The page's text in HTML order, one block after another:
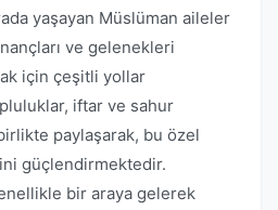
yaşayan Müslüman aileler
ve gelenekleri
için çeşitli yollar
iftar ve sahur
paylaşarak, bu özel
güçlendirmektedir.
bir araya gelerek